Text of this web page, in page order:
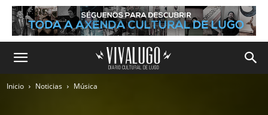
Inicio Noticias Música